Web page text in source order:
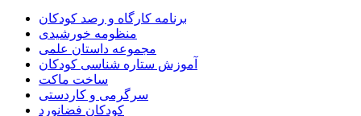
برنامه‌ کارگاه و رصد کودکان
منظومه خورشیدی
مجموعه داستان علمی
آموزش ستاره شناسی کودکان
ساخت ماکت
سرگرمی و کاردستی
کودکان فضانورد